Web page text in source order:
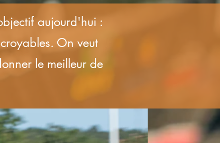
aujourd'hui :
On veut
le meilleur de